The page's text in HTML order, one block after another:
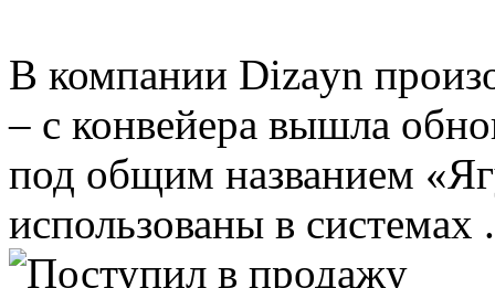
В компании Dizayn
– с конвейера вышла
под общим названием
использованы в системах